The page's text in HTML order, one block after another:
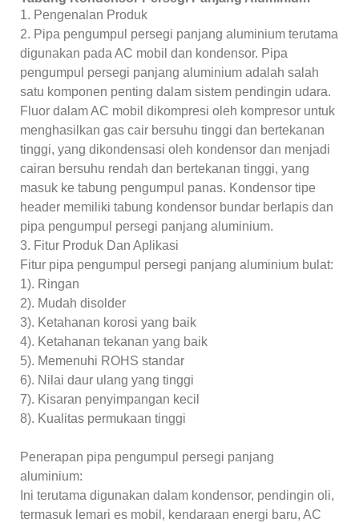
1. Pengenalan Produk
2. Pipa pengumpul persegi panjang aluminium terutama
digunakan pada AC mobil dan kondensor. Pipa
pengumpul persegi panjang aluminium adalah salah
satu komponen penting dalam sistem pendingin udara.
Fluor dalam AC mobil dikompresi oleh kompresor untuk
menghasilkan gas cair bersuhu tinggi dan bertekanan
tinggi, yang dikondensasi oleh kondensor dan menjadi
cairan bersuhu rendah dan bertekanan tinggi, yang
masuk ke tabung pengumpul panas. Kondensor tipe
header memiliki tabung kondensor bundar berlapis dan
pipa pengumpul persegi panjang aluminium.
3. Fitur Produk Dan Aplikasi
Fitur pipa pengumpul persegi panjang aluminium bulat:
1). Ringan
2). Mudah disolder
3). Ketahanan korosi yang baik
4). Ketahanan tekanan yang baik
5). Memenuhi ROHS standar
6). Nilai daur ulang yang tinggi
7). Kisaran penyimpangan kecil
8). Kualitas permukaan tinggi
Penerapan pipa pengumpul persegi panjang
aluminium:
Ini terutama digunakan dalam kondensor, pendingin oli,
termasuk lemari es mobil, kendaraan energi baru, AC